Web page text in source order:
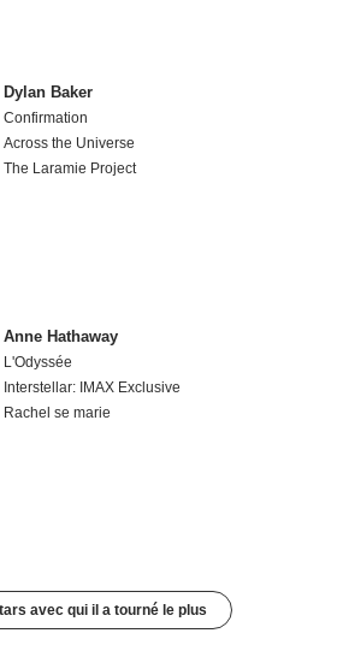
Dylan Baker
Confirmation
Across the Universe
The Laramie Project
Anne Hathaway
L'Odyssée
Interstellar: IMAX Exclusive
Rachel se marie
avec qui il a tourné le plus